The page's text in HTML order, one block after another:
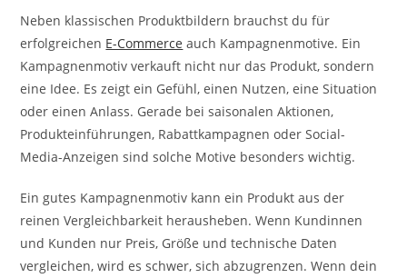
Neben klassischen Produktbildern brauchst du für
erfolgreichen E-Commerce auch Kampagnenmotive. Ein
Kampagnenmotiv verkauft nicht nur das Produkt, sondern
eine Idee. Es zeigt ein Gefühl, einen Nutzen, eine Situation
oder einen Anlass. Gerade bei saisonalen Aktionen,
Produkteinführungen, Rabattkampagnen oder Social-
Media-Anzeigen sind solche Motive besonders wichtig.
Ein gutes Kampagnenmotiv kann ein Produkt aus der
reinen Vergleichbarkeit herausheben. Wenn Kundinnen
und Kunden nur Preis, Größe und technische Daten
vergleichen, wird es schwer, sich abzugrenzen. Wenn dein